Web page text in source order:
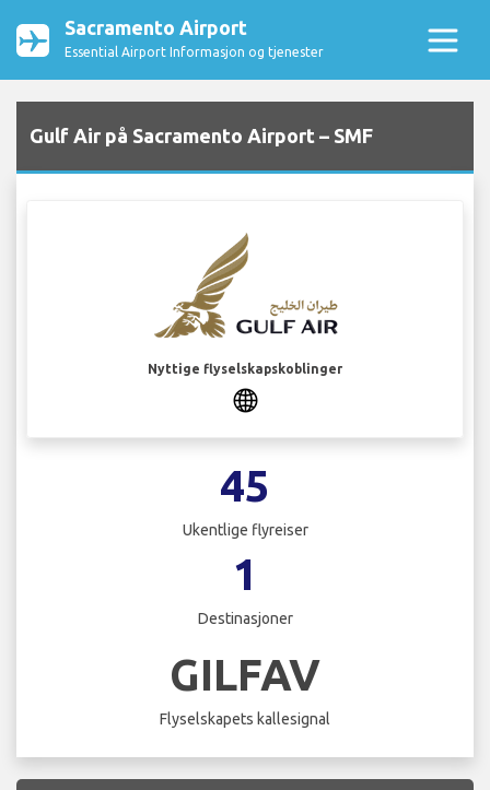
Sacramento Airport
Essential Airport Informasjon og tjenester
Gulf Air på Sacramento Airport – SMF
Nyttige flyselskapskoblinger
45
Ukentlige flyreiser
1
Destinasjoner
GILFAV
Flyselskapets kallesignal